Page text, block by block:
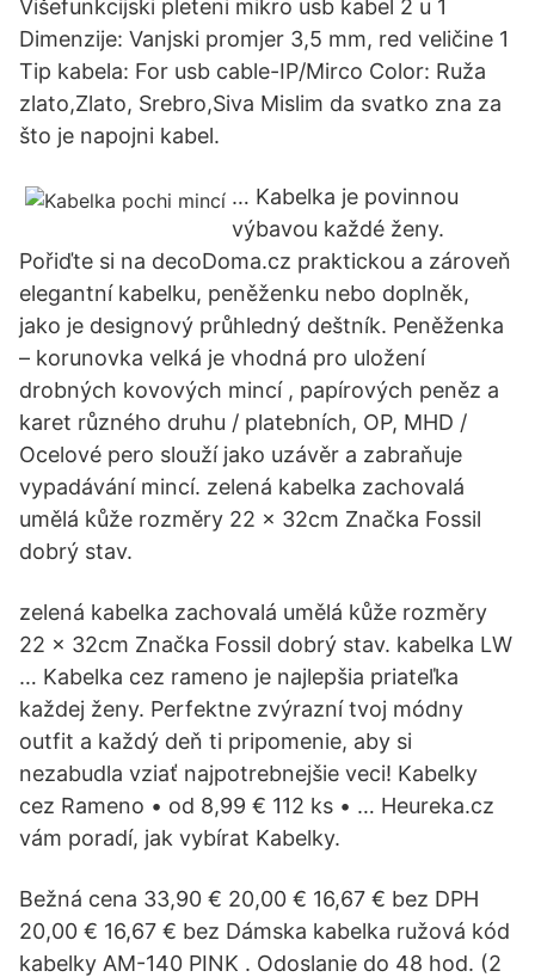
Višefunkcijski pleteni mikro usb kabel 2 u 1
Dimenzije: Vanjski promjer 3,5 mm, red veličine 1
Tip kabela: For usb cable-IP/Mirco Color: Ruža
zlato,Zlato, Srebro,Siva Mislim da svatko zna za
što je napojni kabel.
… Kabelka je povinnou
výbavou každé ženy.
Pořiďte si na decoDoma.cz praktickou a zároveň
elegantní kabelku, peněženku nebo doplněk,
jako je designový průhledný deštník. Peněženka
– korunovka velká je vhodná pro uložení
drobných kovových mincí , papírových peněz a
karet různého druhu / platebních, OP, MHD /
Ocelové pero slouží jako uzávěr a zabraňuje
vypadávání mincí. zelená kabelka zachovalá
umělá kůže rozměry 22 x 32cm Značka Fossil
dobrý stav.
zelená kabelka zachovalá umělá kůže rozměry
22 x 32cm Značka Fossil dobrý stav. kabelka LW
… Kabelka cez rameno je najlepšia priateľka
každej ženy. Perfektne zvýrazní tvoj módny
outfit a každý deň ti pripomenie, aby si
nezabudla vziať najpotrebnejšie veci! Kabelky
cez Rameno • od 8,99 € 112 ks • … Heureka.cz
vám poradí, jak vybírat Kabelky.
Bežná cena 33,90 € 20,00 € 16,67 € bez DPH
20,00 € 16,67 € bez Dámska kabelka ružová kód
kabelky AM-140 PINK . Odoslanie do 48 hod. (2